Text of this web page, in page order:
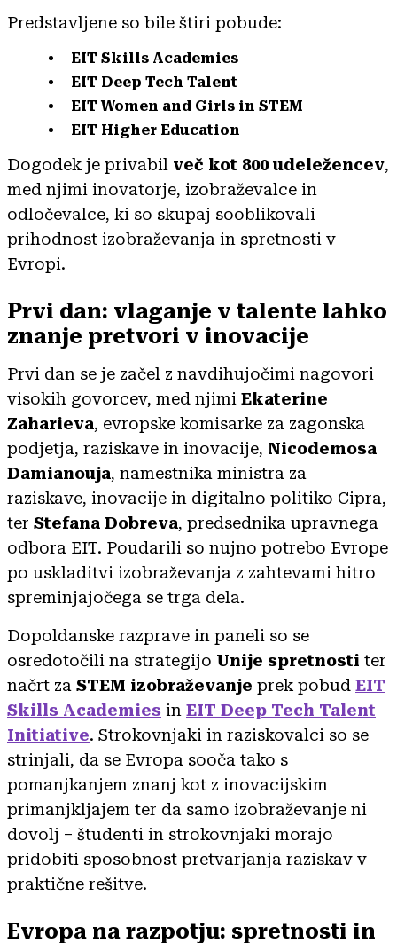
Predstavljene so bile štiri pobude:
EIT Skills Academies
EIT Deep Tech Talent
EIT Women and Girls in STEM
EIT Higher Education
Dogodek je privabil več kot 800 udeležencev,
med njimi inovatorje, izobraževalce in
odločevalce, ki so skupaj sooblikovali
prihodnost izobraževanja in spretnosti v
Evropi.
Prvi dan: vlaganje v talente lahko
znanje pretvori v inovacije
Prvi dan se je začel z navdihujočimi nagovori
visokih govorcev, med njimi Ekaterine
Zaharieva, evropske komisarke za zagonska
podjetja, raziskave in inovacije, Nicodemosa
Damianouja, namestnika ministra za
raziskave, inovacije in digitalno politiko Cipra,
ter Stefana Dobreva, predsednika upravnega
odbora EIT. Poudarili so nujno potrebo Evrope
po uskladitvi izobraževanja z zahtevami hitro
spreminjajočega se trga dela.
Dopoldanske razprave in paneli so se
osredotočili na strategijo Unije spretnosti ter
načrt za STEM izobraževanje prek pobud EIT
Skills Academies in EIT Deep Tech Talent
Initiative. Strokovnjaki in raziskovalci so se
strinjali, da se Evropa sooča tako s
pomanjkanjem znanj kot z inovacijskim
primanjkljajem ter da samo izobraževanje ni
dovolj – študenti in strokovnjaki morajo
pridobiti sposobnost pretvarjanja raziskav v
praktične rešitve.
Evropa na razpotju: spretnosti in